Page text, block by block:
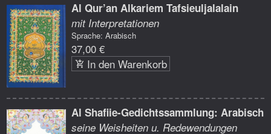
Al Qur’an Alkariem Tafsieuljalalain
mit Interpretationen
Sprache: Arabisch
37,00 €
In den Warenkorb
Al Shafiie-Gedichtssammlung: Arabisch
seine Weisheiten u. Redewendungen